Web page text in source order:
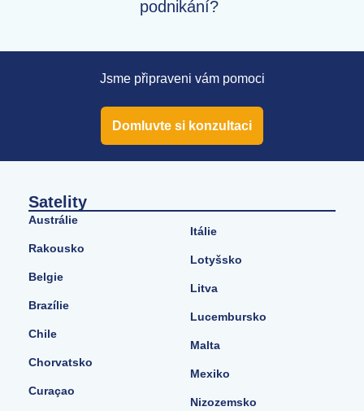
podnikání?
Jsme připraveni vám pomoci
Domluvte si konzultaci
Satelity
Austrálie
Rakousko
Belgie
Brazílie
Chile
Chorvatsko
Curaçao
Itálie
Lotyšsko
Litva
Lucembursko
Malta
Mexiko
Nizozemsko